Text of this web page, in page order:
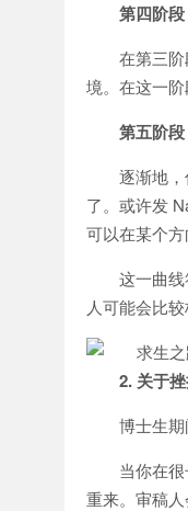
第四阶段
在第三
境。在这一
第五阶
逐渐地
了。或许发
可以在某个
这一曲
人可能会比
2. 关于
博士生
当你在
重来。审稿